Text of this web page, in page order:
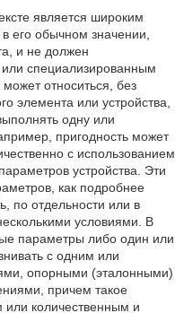
является широким
его обычном значении,
и не должен
специализированным
относиться, без
элемента или устройства,
одну или
пригодность может
с использованием
устройства. Эти
как подробнее
по отдельности или в
условиями. В
параметры либо один или
с одним или
опорными (эталонными)
причем такое
или количественным и